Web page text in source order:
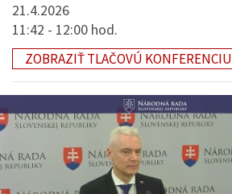
21.4.2026
11:42 - 12:00 hod.
ZOBRAZIŤ TLAČOVÚ KONFERENCIU